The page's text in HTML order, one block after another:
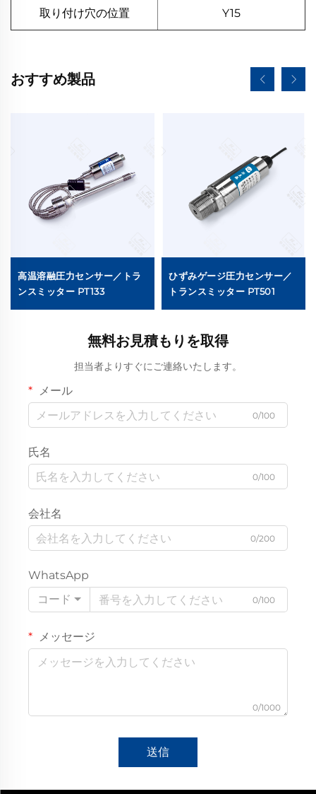
取り付け穴の位置 Y15
おすすめ製品
高温溶融圧力センサー／トラ
ンスミッター PT133
ひずみゲージ圧力センサー／
トランスミッター PT501
無料お見積もりを取得
担当者よりすぐにご連絡いたします。
メール
0/100
氏名
0/100
会社名
0/200
WhatsApp
コード
0/100
メッセージ
0/1000
送信